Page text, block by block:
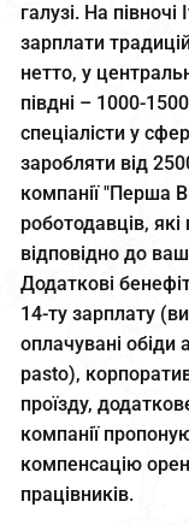
галузі. На
зарплати
нетто, у
півдні – 1000-
спеціалісти у
заробляти від
компанії "Перша
роботодавців,
відповідно до
Додаткові
14-ту зарплату
оплачувані
pasto),
проїзду,
компанії
компенсацію
працівників.